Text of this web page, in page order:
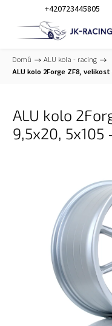
+420723445805
Domů / ALU kola - racing /
ALU kolo 2Forge ZF8, velikost
ALU kolo
9,5x20, 5x105